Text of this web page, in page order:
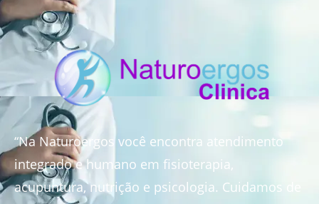
“Na Naturoergos você encontra atendimento
integrado e humano em fisioterapia,
acupuntura, nutrição e psicologia. Cuidamos de